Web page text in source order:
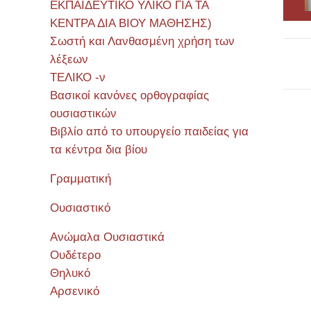
ΕΚΠΑΙΔΕΥΤΙΚΟ ΥΛΙΚΟ ΓΙΑ ΤΑ
ΚΕΝΤΡΑ ΔΙΑ ΒΙΟΥ ΜΑΘΗΣΗΣ)
Σωστή και Λανθασμένη χρήση των
λέξεων
ΤΕΛΙΚΟ -ν
Βασικοί κανόνες ορθογραφίας
ουσιαστικών
Βιβλίο από το υπουργείο παιδείας για
τα κέντρα δια βίου
Γραμματική
Ουσιαστικό
Ανώμαλα Ουσιαστικά
Ουδέτερο
Θηλυκό
Αρσενικό